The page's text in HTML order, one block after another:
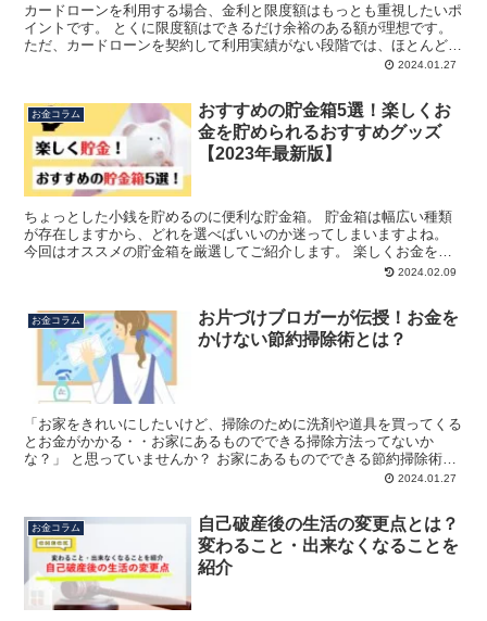
カードローンを利用する場合、金利と限度額はもっとも重視したいポ
イントです。 とくに限度額はできるだけ余裕のある額が理想です。
ただ、カードローンを契約して利用実績がない段階では、ほとんどの
カードローンで余裕のある限度額は設定してもらえません...2024.01.27
お金コラム
おすすめの貯金箱5選！楽しくお
金を貯められるおすすめグッズ
【2023年最新版】
ちょっとした小銭を貯めるのに便利な貯金箱。 貯金箱は幅広い種類
が存在しますから、どれを選べばいいのか迷ってしまいますよね。
今回はオススメの貯金箱を厳選してご紹介します。 楽しくお金を貯
められれば、貯金も長続きしやすくなりますよ。 お金を貯...2024.02.09
お金コラム
お片づけブロガーが伝授！お金を
かけない節約掃除術とは？
「お家をきれいにしたいけど、掃除のために洗剤や道具を買ってくる
とお金がかかる・・お家にあるものでできる掃除方法ってないか
な？」 と思っていませんか？ お家にあるものでできる節約掃除術、
ありますよ〜！ この記事では 捨てる予定だった物を使う方...2024.01.27
お金コラム
自己破産後の生活の変更点とは？
変わること・出来なくなることを
紹介